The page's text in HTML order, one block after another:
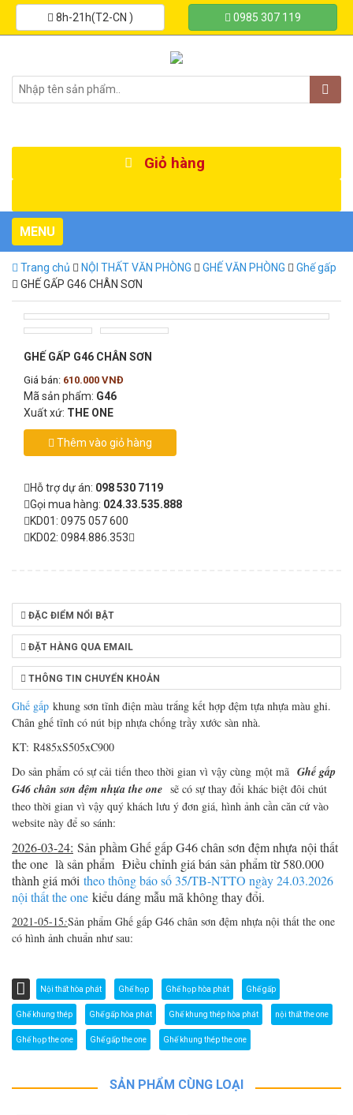
8h-21h(T2-CN ) 0985 307 119
Giỏ hàng
Toggle
navigation
MENU
Trang chủ NỘI THẤT VĂN PHÒNG GHẾ VĂN PHÒNG
Ghế gấp
GHẾ GẤP G46 CHÂN SƠN
GHẾ GẤP G46 CHÂN SƠN
Giá bán: 610.000 VNĐ
Mã sản phẩm: G46
Xuất xứ: THE ONE
Thêm vào giỏ hàng
Hỗ trợ dự án: 098 530 7119
Gọi mua hàng: 024.33.535.888
KD01: 0975 057 600
KD02: 0984.886.353
ĐẶC ĐIỂM NỔI BẬT
ĐẶT HÀNG QUA EMAIL
THÔNG TIN CHUYỂN KHOẢN
Ghế gấp khung sơn tĩnh điện màu trắng kết hợp đệm tựa nhựa màu ghi.
Chân ghế tĩnh có nút bịp nhựa chống trầy xước sàn nhà.
KT: R485xS505xC900
Do sản phẩm có sự cải tiến theo thời gian vì vậy cùng một mã Ghế gấp
G46 chân sơn đệm nhựa the one sẽ có sự thay đổi khác biệt đôi chút
theo thời gian vì vậy quý khách lưu ý đơn giá, hình ảnh cần căn cứ vào
website này để so sánh:
2026-03-24: Sản phầmGhế gấp G46 chân sơn đệm nhựa nội thất
the one là sản phẩm Điều chỉnh giá bán sản phẩm từ 580.000
thành giá mới theo thông báo số 35/TB-NTTO ngày 24.03.2026
nội thất the one kiểu dáng mẫu mã không thay đổi.
2021-05-15:Sản phẩm Ghế gấp G46 chân sơn đệm nhựa nội thất the one
có hình ảnh chuẩn như sau:
Nội thất hòa phát Ghế họp Ghế họp hòa phát Ghế gấp
Ghế khung thép Ghế gấp hòa phát Ghế khung thép hòa phát nội thất the one
Ghế họp the one Ghế gấp the one Ghế khung thép the one
SẢN PHẨM CÙNG LOẠI